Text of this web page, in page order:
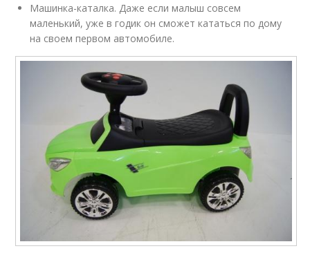
Машинка-каталка. Даже если малыш совсем
маленький, уже в годик он сможет кататься по дому
на своем первом автомобиле.